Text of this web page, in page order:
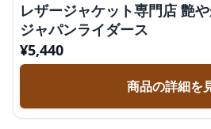
レザージャケット専門店 艶
ジャパンライダース
¥5,440
商品の詳細を